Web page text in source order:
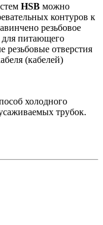
HSB можно
контуров к
резьбовое
для питающего
отверстия
(кабелей)
холодного
трубок.